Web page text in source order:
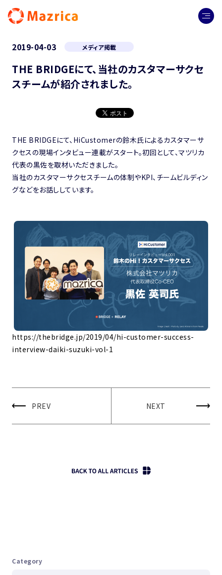
2019-04-03 メディア掲載
THE BRIDGEにて、当社のカスタマーサクセ
スチームが紹介されました。
THE BRIDGEにて、HiCustomerの鈴木氏によるカスタマーサ
クセスの現場インタビュー連載がスタート。初回として、マツリカ
代表の黒佐を取材いただきました。
当社のカスタマーサクセスチームの体制やKPI、チームビルディン
グなどをお話ししています。
https://thebridge.jp/2019/04/hi-customer-success-
interview-daiki-suzuki-vol-1
PREV NEXT
Category